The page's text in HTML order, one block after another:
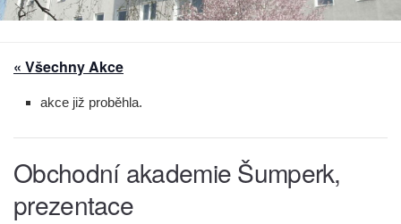
« Všechny Akce
akce již proběhla.
Obchodní akademie Šumperk,
prezentace